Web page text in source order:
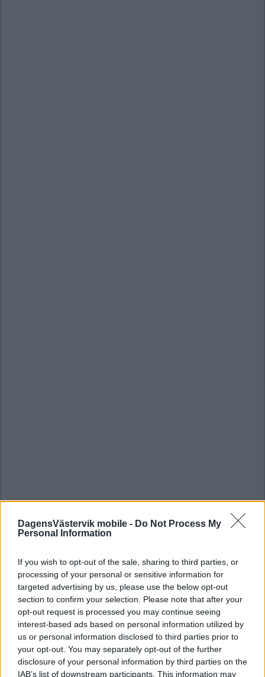
DagensVästervik mobile - Do Not Process My
Personal Information
If you wish to opt-out of the sale, sharing to third parties, or
processing of your personal or sensitive information for
targeted advertising by us, please use the below opt-out
section to confirm your selection. Please note that after your
opt-out request is processed you may continue seeing
interest-based ads based on personal information utilized by
us or personal information disclosed to third parties prior to
your opt-out. You may separately opt-out of the further
disclosure of your personal information by third parties on the
IAB’s list of downstream participants. This information may